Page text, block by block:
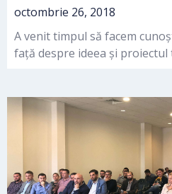
octombrie 26, 2018
A venit timpul să facem
față despre ideea și